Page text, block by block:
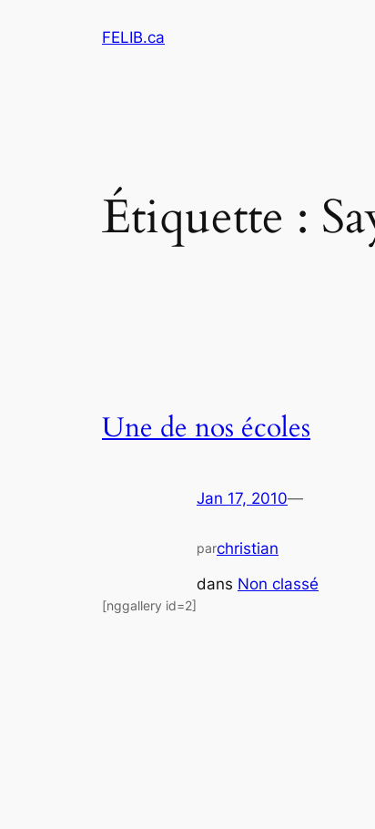
FELIB.ca
Étiquette :
Une de nos écoles
Jan 17, 2010—
parchristian
dans Non classé
[nggallery id=2]